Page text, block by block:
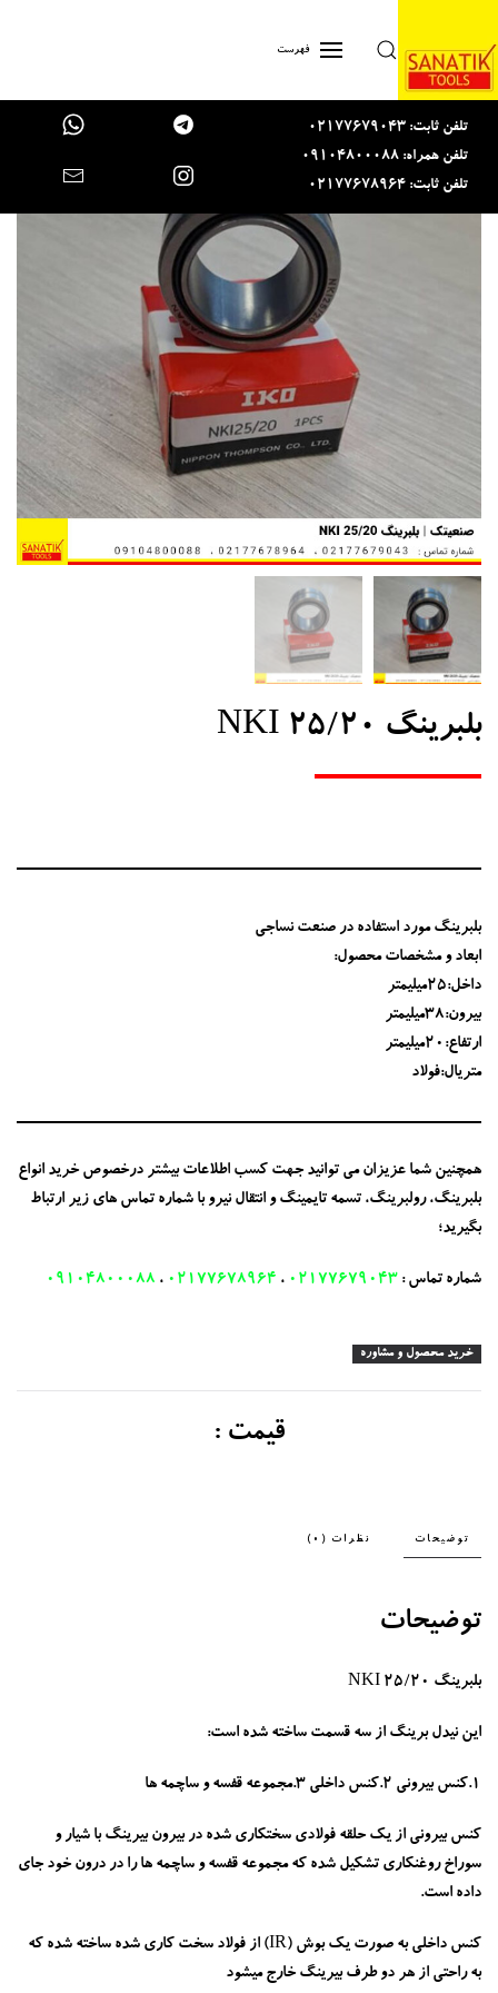
Skip to main content فهرست
تلفن ثابت: 02177679043
تلفن همراه: 09104800088
تلفن ثابت: 02177678964
بلبرینگ NKI 25/20
بلبرینگ مورد استفاده در صنعت نساجی
ابعاد و مشخصات محصول:
داخل:25میلیمتر
بیرون:38میلیمتر
ارتفاع:20میلیمتر
متریال:فولاد
همچنین شما عزیزان می توانید جهت کسب اطلاعات بیشتر درخصوص خرید انواع
بلبرینگ، رولبرینگ، تسمه تایمینگ و انتقال نیرو با شماره تماس های زیر ارتباط
بگیرید؛
شماره تماس : 02177679043 ، 02177678964 ، 09104800088
خرید محصول و مشاوره
قیمت :
توضیحات نظرات (0)
توضیحات
بلبرینگ NKI 25/20
این نیدل برینگ از سه قسمت ساخته شده است:
1.کنس بیرونی 2.کنس داخلی 3.مجموعه قفسه و ساچمه ها
کنس بیرونی از یک حلقه فولادی سختکاری شده در بیرون بیرینگ با شیار و
سوراخ روغنکاری تشکیل شده که مجموعه قفسه و ساچمه ها را در درون خود جای
داده است.
کنس داخلی به صورت یک بوش (IR) از فولاد سخت کاری شده ساخته شده که
به راحتی از هر دو طرف بیرینگ خارج میشود